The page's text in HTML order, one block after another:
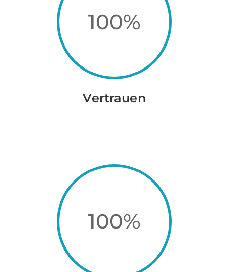
100%
Vertrauen
100%